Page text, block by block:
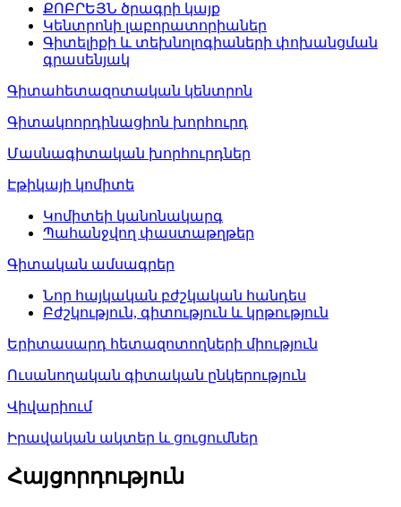
ՔՈԲՐԵՅՆ ծրագրի կայք
Կենտրոնի լաբորատորիաներ
Գիտելիքի և տեխնոլոգիաների փոխանցման
գրասենյակ
Գիտահետազոտական կենտրոն
Գիտակոորդինացիոն խորհուրդ
Մասնագիտական խորհուրդներ
Էթիկայի կոմիտե
Կոմիտեի կանոնակարգ
Պահանջվող փաստաթղթեր
Գիտական ամսագրեր
Նոր հայկական բժշկական հանդես
Բժշկություն, գիտություն և կրթություն
Երիտասարդ հետազոտողների միություն
Ուսանողական գիտական ընկերություն
Վիվարիում
Իրավական ակտեր և ցուցումներ
Հայցորդություն